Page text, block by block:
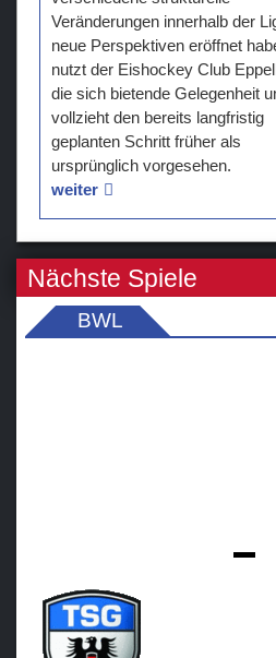
Veränderungen innerhalb der
neue Perspektiven eröffnet
nutzt der Eishockey Club
die sich bietende Gelegenheit
vollzieht den bereits langfristig
geplanten Schritt früher als
ursprünglich vorgesehen.
weiter
Nächste Spiele
BWL
-